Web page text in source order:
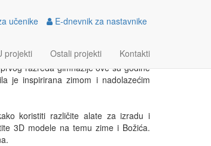
učenike E-dnevnik za nastavnike
projekti Ostali projekti Kontakti
razreda gimnazije ove su godine
je inspirirana zimom i nadolazećim
koristiti različite alate za izradu i
3D modele na temu zime i Božića.